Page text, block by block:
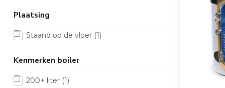
Plaatsing
Staand op de vloer (1)
Kenmerken boiler
200+ liter (1)